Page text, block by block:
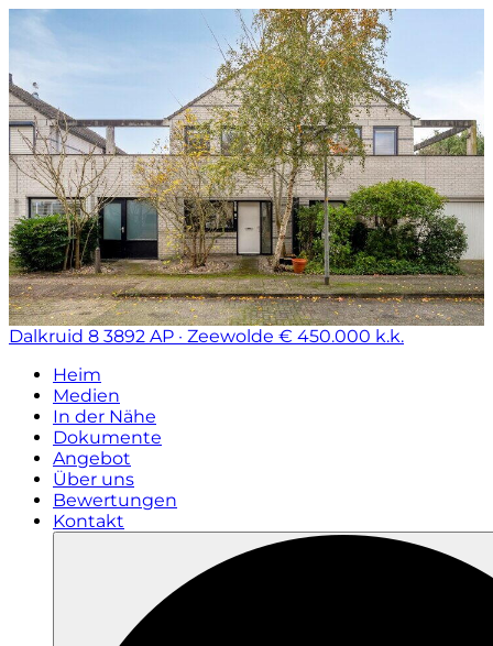
Dalkruid 8 3892 AP · Zeewolde € 450.000 k.k.
Heim
Medien
In der Nähe
Dokumente
Angebot
Über uns
Bewertungen
Kontakt